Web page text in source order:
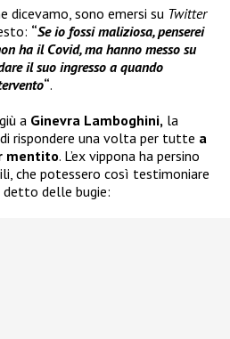
dicevamo, sono emersi su Twitter
“Se io fossi maliziosa, penserei
ha il Covid, ma hanno messo su
il suo ingresso a quando
“.
a Ginevra Lamboghini, la
rispondere una volta per tutte a
mentito. L’ex vippona ha persino
che potessero così testimoniare
detto delle bugie: